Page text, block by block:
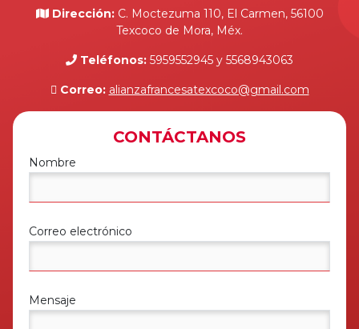
Dirección: C. Moctezuma 110, El Carmen, 56100
Texcoco de Mora, Méx.
Teléfonos: 5959552945 y 5568943063
Correo: alianzafrancesatexcoco@gmail.com
CONTÁCTANOS
Nombre
Correo electrónico
Mensaje